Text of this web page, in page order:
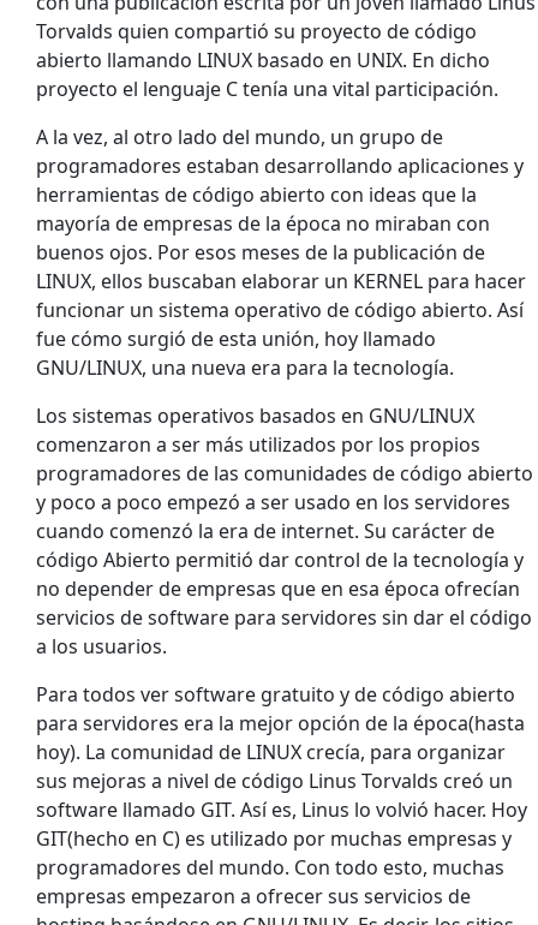
Torvalds quien compartió su proyecto de código
abierto llamando LINUX basado en UNIX. En dicho
proyecto el lenguaje C tenía una vital participación.
A la vez, al otro lado del mundo, un grupo de
programadores estaban desarrollando aplicaciones y
herramientas de código abierto con ideas que la
mayoría de empresas de la época no miraban con
buenos ojos. Por esos meses de la publicación de
LINUX, ellos buscaban elaborar un KERNEL para hacer
funcionar un sistema operativo de código abierto. Así
fue cómo surgió de esta unión, hoy llamado
GNU/LINUX, una nueva era para la tecnología.
Los sistemas operativos basados en GNU/LINUX
comenzaron a ser más utilizados por los propios
programadores de las comunidades de código abierto
y poco a poco empezó a ser usado en los servidores
cuando comenzó la era de internet. Su carácter de
código Abierto permitió dar control de la tecnología y
no depender de empresas que en esa época ofrecían
servicios de software para servidores sin dar el código
a los usuarios.
Para todos ver software gratuito y de código abierto
para servidores era la mejor opción de la época(hasta
hoy). La comunidad de LINUX crecía, para organizar
sus mejoras a nivel de código Linus Torvalds creó un
software llamado GIT. Así es, Linus lo volvió hacer. Hoy
GIT(hecho en C) es utilizado por muchas empresas y
programadores del mundo. Con todo esto, muchas
empresas empezaron a ofrecer sus servicios de